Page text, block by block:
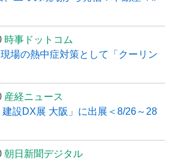
時事ドットコム
場の熱中症対策として「クーリン
産経ニュース
建設DX展 大阪」に出展＜8/26～28
朝日新聞デジタル